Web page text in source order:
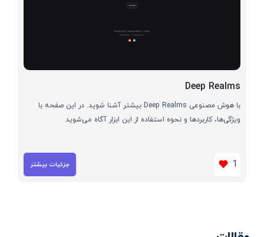
Deep Realms
با هوش مصنوعی Deep Realms بیشتر آشنا شوید. در این صفحه با
ویژگی‌ها، کاربردها و نحوه استفاده از این ابزار آگاه می‌شوید
1 جزئیات بیشتر